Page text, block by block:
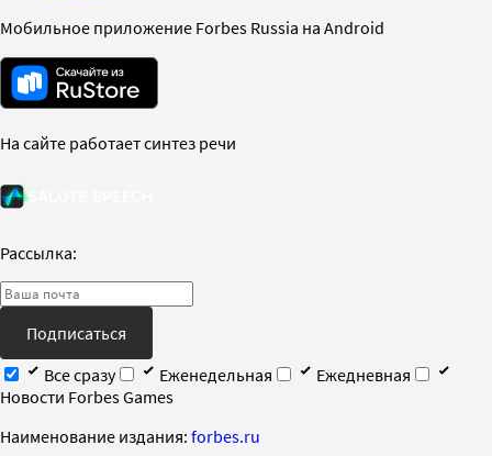
Мобильное приложение Forbes Russia на Android
На сайте работает синтез речи
Рассылка:
Подписаться
Все сразу
Еженедельная
Ежедневная
Новости Forbes Games
Наименование издания: forbes.ru